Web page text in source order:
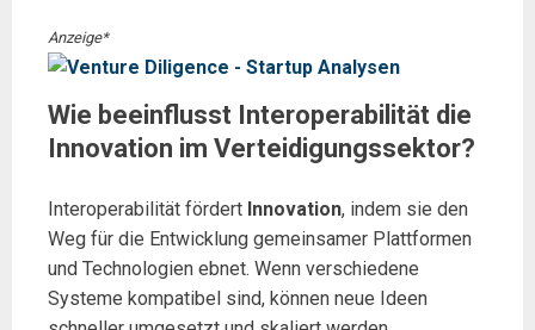
Anzeige*
Wie beeinflusst Interoperabilität die
Innovation im Verteidigungssektor?
Interoperabilität fördert Innovation, indem sie den
Weg für die Entwicklung gemeinsamer Plattformen
und Technologien ebnet. Wenn verschiedene
Systeme kompatibel sind, können neue Ideen